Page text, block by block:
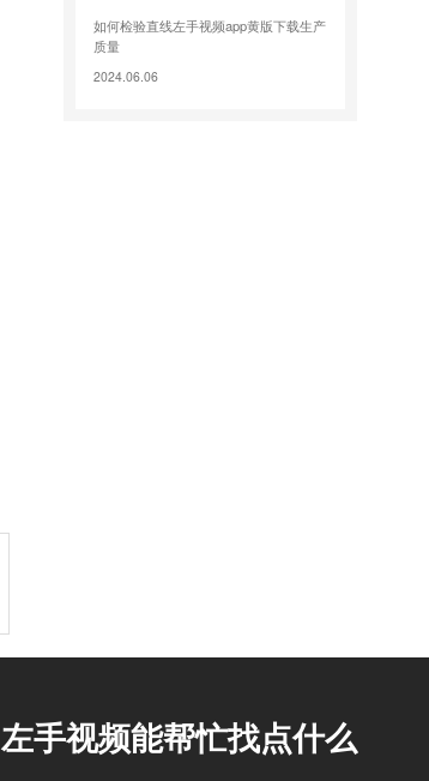
如何检验直线左手视频app黄版下载生产
质量
2024.06.06
左手视频能帮忙找点什么